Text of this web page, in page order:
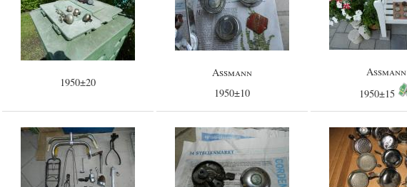
1950±20
Assmann
1950±10
Assmann
1950±15